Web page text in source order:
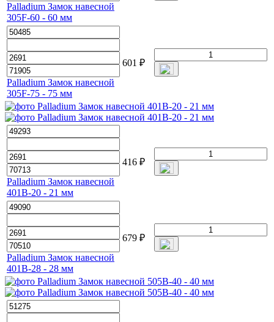
Palladium Замок навесной
305F-60 - 60 мм
Palladium Замок навесной
305F-75 - 75 мм
601 ₽
Palladium Замок навесной
401B-20 - 21 мм
416 ₽
Palladium Замок навесной
401B-28 - 28 мм
679 ₽